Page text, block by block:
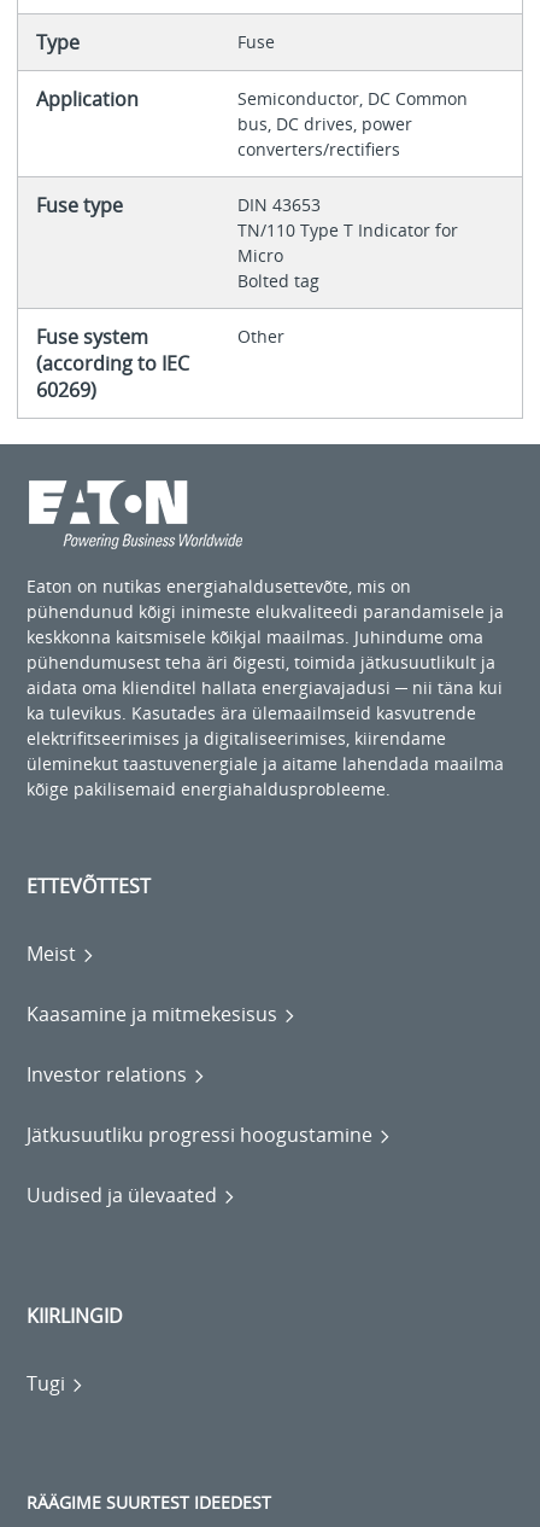
Type Fuse
Application
Semiconductor, DC Common
bus, DC drives, power
converters/rectifiers
Fuse type
DIN 43653
TN/110 Type T Indicator for
Micro
Bolted tag
Fuse system
(according to IEC
60269)
Other
Eaton on nutikas energiahaldusettevõte, mis on
pühendunud kõigi inimeste elukvaliteedi parandamisele ja
keskkonna kaitsmisele kõikjal maailmas. Juhindume oma
pühendumusest teha äri õigesti, toimida jätkusuutlikult ja
aidata oma klienditel hallata energiavajadusi ─ nii täna kui
ka tulevikus. Kasutades ära ülemaailmseid kasvutrende
elektrifitseerimises ja digitaliseerimises, kiirendame
üleminekut taastuvenergiale ja aitame lahendada maailma
kõige pakilisemaid energiahaldusprobleeme.
ETTEVÕTTEST
Meist
Kaasamine ja mitmekesisus
Investor relations
Jätkusuutliku progressi hoogustamine
Uudised ja ülevaated
KIIRLINGID
Tugi
RÄÄGIME SUURTEST IDEEDEST